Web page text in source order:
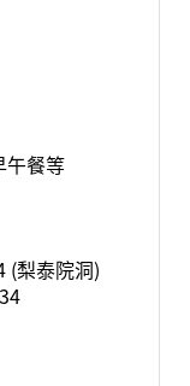
午餐等
(梨泰院洞)